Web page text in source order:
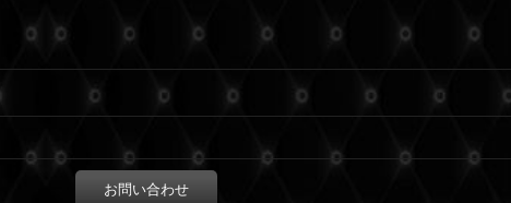
お問い合わせ